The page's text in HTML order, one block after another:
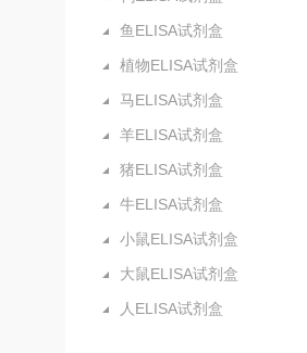
鱼ELISA试剂盒
植物ELISA试剂盒
马ELISA试剂盒
羊ELISA试剂盒
猪ELISA试剂盒
牛ELISA试剂盒
小鼠ELISA试剂盒
大鼠ELISA试剂盒
人ELISA试剂盒